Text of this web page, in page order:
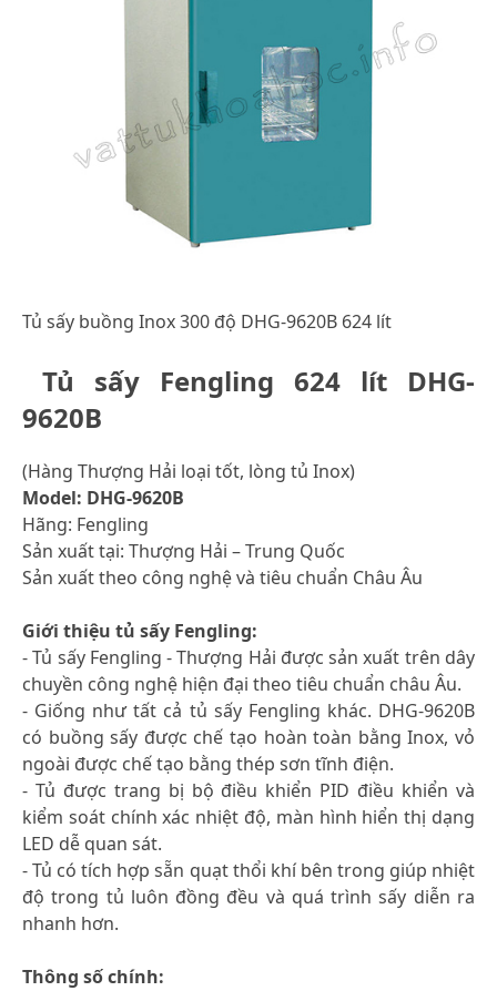
Tủ sấy buồng Inox 300 độ DHG-9620B 624 lít
Tủ sấy Fengling 624 lít DHG-
9620B
(Hàng Thượng Hải loại tốt, lòng tủ Inox)
Model: DHG-9620B
Hãng: Fengling
Sản xuất tại: Thượng Hải – Trung Quốc
Sản xuất theo công nghệ và tiêu chuẩn Châu Âu
Giới thiệu tủ sấy Fengling:
- Tủ sấy Fengling - Thượng Hải được sản xuất trên dây
chuyền công nghệ hiện đại theo tiêu chuẩn châu Âu.
- Giống như tất cả tủ sấy Fengling khác. DHG-9620B
có buồng sấy được chế tạo hoàn toàn bằng Inox, vỏ
ngoài được chế tạo bằng thép sơn tĩnh điện.
- Tủ được trang bị bộ điều khiển PID điều khiển và
kiểm soát chính xác nhiệt độ, màn hình hiển thị dạng
LED dễ quan sát.
- Tủ có tích hợp sẵn quạt thổi khí bên trong giúp nhiệt
độ trong tủ luôn đồng đều và quá trình sấy diễn ra
nhanh hơn.
Thông số chính: